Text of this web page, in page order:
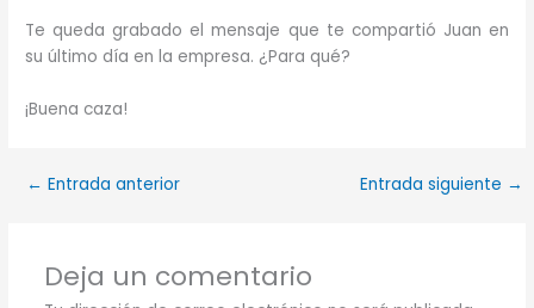
Te queda grabado el mensaje que te compartió Juan en
su último día en la empresa. ¿Para qué?
¡Buena caza!
← Entrada anterior Entrada siguiente →
Deja un comentario